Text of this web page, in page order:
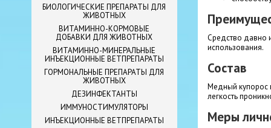
БИОЛОГИЧЕСКИЕ ПРЕПАРАТЫ ДЛЯ
ЖИВОТНЫХ
ВИТАМИННО-КОРМОВЫЕ
ДОБАВКИ ДЛЯ ЖИВОТНЫХ
ВИТАМИННО-МИНЕРАЛЬНЫЕ
ИНЪЕКЦИОННЫЕ ВЕТПРЕПАРАТЫ
ГОРМОНАЛЬНЫЕ ПРЕПАРАТЫ ДЛЯ
ЖИВОТНЫХ
ДЕЗИНФЕКТАНТЫ
ИММУНОСТИМУЛЯТОРЫ
ИНЪЕКЦИОННЫЕ ВЕТПРЕПАРАТЫ
Средство давно
использования.
Состав
Медный купорос
легкость
Меры